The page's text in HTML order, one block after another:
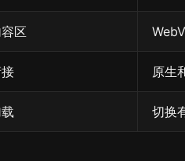
区
原生
切换